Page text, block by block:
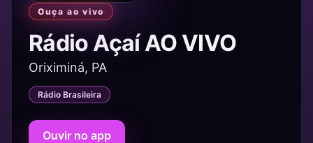
Ouça ao vivo
Rádio Açaí AO VIVO
Oriximiná, PA
Rádio Brasileira
Ouvir no app